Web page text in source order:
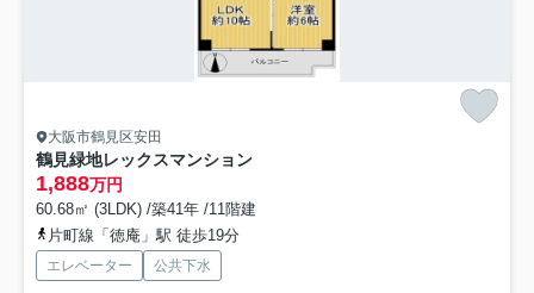
大阪市鶴見区安田
鶴見緑地レックスマンション
1,888万円
60.68㎡ (3LDK) /築41年 /11階建
片町線「徳庵」駅 徒歩19分
エレベーター 公共下水